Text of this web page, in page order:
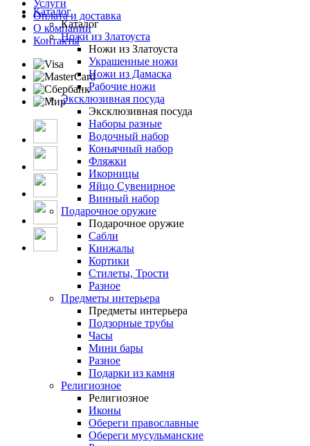
Услуги
Оплата и доставка
О компании
Контакты
Каталог
Каталог
Ножи из Златоуста
Ножи из Златоуста
Украшенные ножи
Ножи из Дамаска
Рабочие ножи
Эксклюзивная посуда
Эксклюзивная посуда
Наборы разные
Водочный набор
Коньячный набор
Фляжки
Икорницы
Яйцо Сувенирное
Винный набор
Подарочное оружие
Подарочное оружие
Сабли
Кинжалы
Кортики
Стилеты, Трости
Разное
Предметы интерьера
Предметы интерьера
Подзорные трубы
Часы
Мини бары
Разное
Подарки из камня
Религиозное
Религиозное
Иконы
Обереги православные
Обереги мусульманские